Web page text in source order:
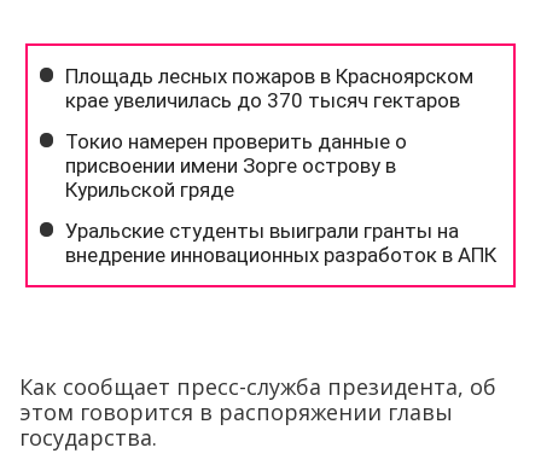
Как сообщает пресс-служба президента, об
этом говорится в распоряжении главы
государства.